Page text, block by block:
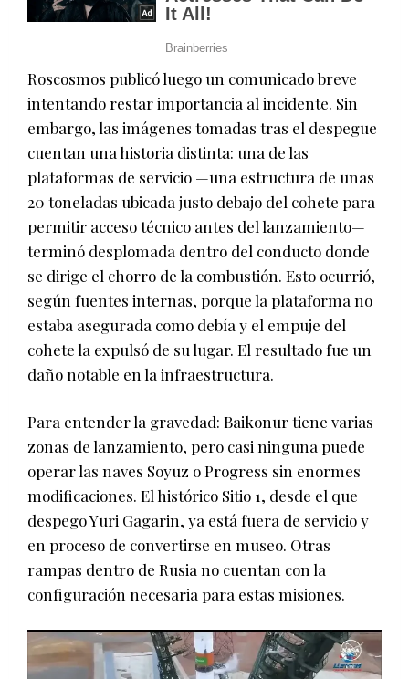
Roscosmos publicó luego un comunicado breve
intentando restar importancia al incidente. Sin
embargo, las imágenes tomadas tras el despegue
cuentan una historia distinta: una de las
plataformas de servicio —una estructura de unas
20 toneladas ubicada justo debajo del cohete para
permitir acceso técnico antes del lanzamiento—
terminó desplomada dentro del conducto donde
se dirige el chorro de la combustión. Esto ocurrió,
según fuentes internas, porque la plataforma no
estaba asegurada como debía y el empuje del
cohete la expulsó de su lugar. El resultado fue un
daño notable en la infraestructura.
Para entender la gravedad: Baikonur tiene varias
zonas de lanzamiento, pero casi ninguna puede
operar las naves Soyuz o Progress sin enormes
modificaciones. El histórico Sitio 1, desde el que
despego Yuri Gagarin, ya está fuera de servicio y
en proceso de convertirse en museo. Otras
rampas dentro de Rusia no cuentan con la
configuración necesaria para estas misiones.